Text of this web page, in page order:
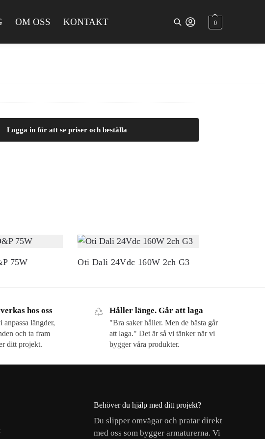
OM OSS KONTAKT 0
Logga in för att se priser och beställa
75W Oti Dali 24Vdc 160W 2ch G3
hos oss
längder,
och ta fram
ditt projekt.
Håller länge. Går att laga
"Bra saker håller. Men de bästa går
att laga." Det är så vi tänker när vi
bygger våra produkter.
Behöver du hjälp med ditt projekt?
Du slipper omvägar och pratar direkt
med oss som bygger armaturerna. Vi